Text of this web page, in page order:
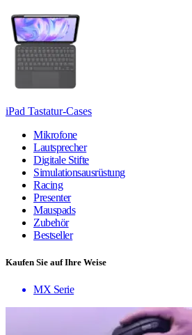
iPad Tastatur-Cases
Mikrofone
Lautsprecher
Digitale Stifte
Simulationsausrüstung
Racing
Presenter
Mauspads
Zubehör
Bestseller
Kaufen Sie auf Ihre Weise
MX Serie